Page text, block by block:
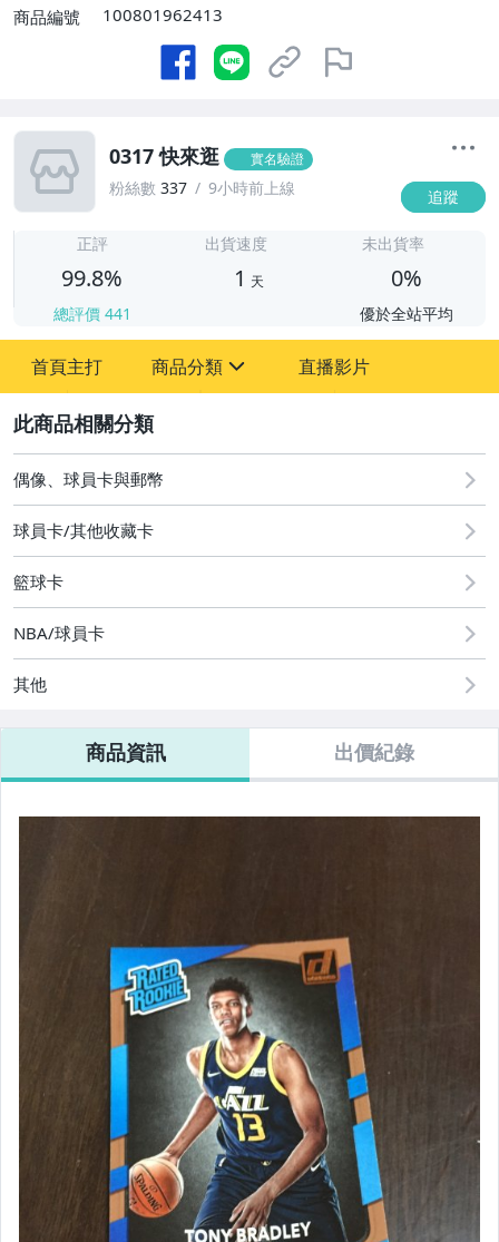
商品編號
100801962413
0317 快來逛 實名驗證
粉絲數 337 9小時前上線 追蹤
正評
99.8%
總評價 441
出貨速度
1 天
未出貨率
0%
優於全站平均
首頁主打 商品分類
偶像、球員卡與郵幣
直播影片
偶像、球員卡與郵幣
球員卡/其他收藏卡
籃球卡
NBA/球員卡
其他
商品資訊 出價紀錄